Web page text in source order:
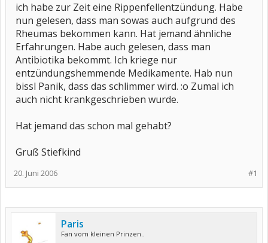
ich habe zur Zeit eine Rippenfellentzündung. Habe
nun gelesen, dass man sowas auch aufgrund des
Rheumas bekommen kann. Hat jemand ähnliche
Erfahrungen. Habe auch gelesen, dass man
Antibiotika bekommt. Ich kriege nur
entzündungshemmende Medikamente. Hab nun
bissl Panik, dass das schlimmer wird. :o Zumal ich
auch nicht krankgeschrieben wurde.
Hat jemand das schon mal gehabt?
Gruß Stiefkind
#1
20. Juni 2006
Paris
Fan vom kleinen Prinzen..